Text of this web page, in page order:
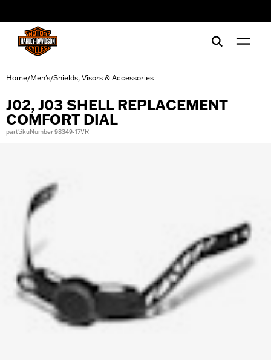
Home/Men's/Shields, Visors & Accessories
J02, J03 SHELL REPLACEMENT
COMFORT DIAL
partSkuNumber 98349-17VR